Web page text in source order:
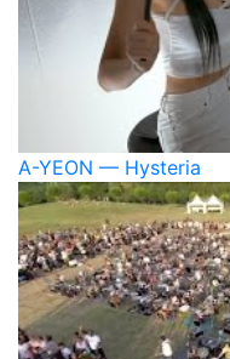
A-YEON — Hysteria